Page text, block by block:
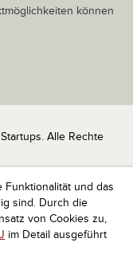
und das
sind. Durch die
von Cookies zu,
im Detail ausgeführt
können
Alle Rechte